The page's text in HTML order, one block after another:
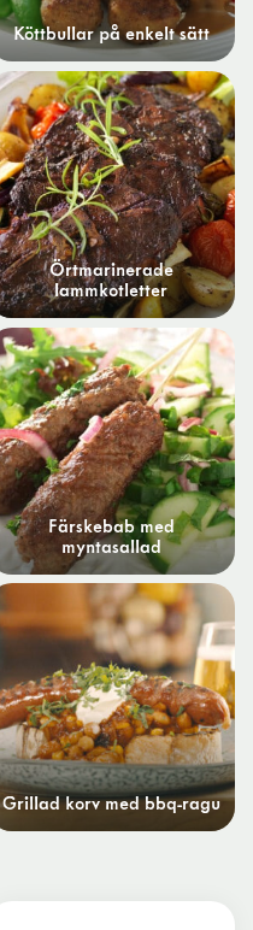
Köttbullar på enkelt sätt
Örtmarinerade
lammkotletter
Färskebab med
myntasallad
Grillad korv med bbq-ragu